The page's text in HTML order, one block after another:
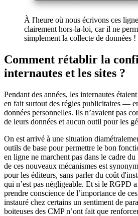
À l'heure où nous écrivons ces
clairement hors-la-loi, car il ne
simplement la collecte de données !
Comment rétablir la
internautes et les sites ?
Pendant des années, les internautes
en fait surtout des régies publicitaires —
données personnelles. Ils n’avaient pas
de leurs données et aucun outil pour les
On est arrivé à une situation
outils de base pour permettre le bon
en ligne ne marchent pas dans le cadre
de ces nouveaux mécanismes est
pour les éditeurs, sans parler du coût
qui n’est pas négligeable. Et si le RGPD
prendre conscience de l’importance de
instauré chez certains un sentiment de
boiteuses des CMP n’ont fait que